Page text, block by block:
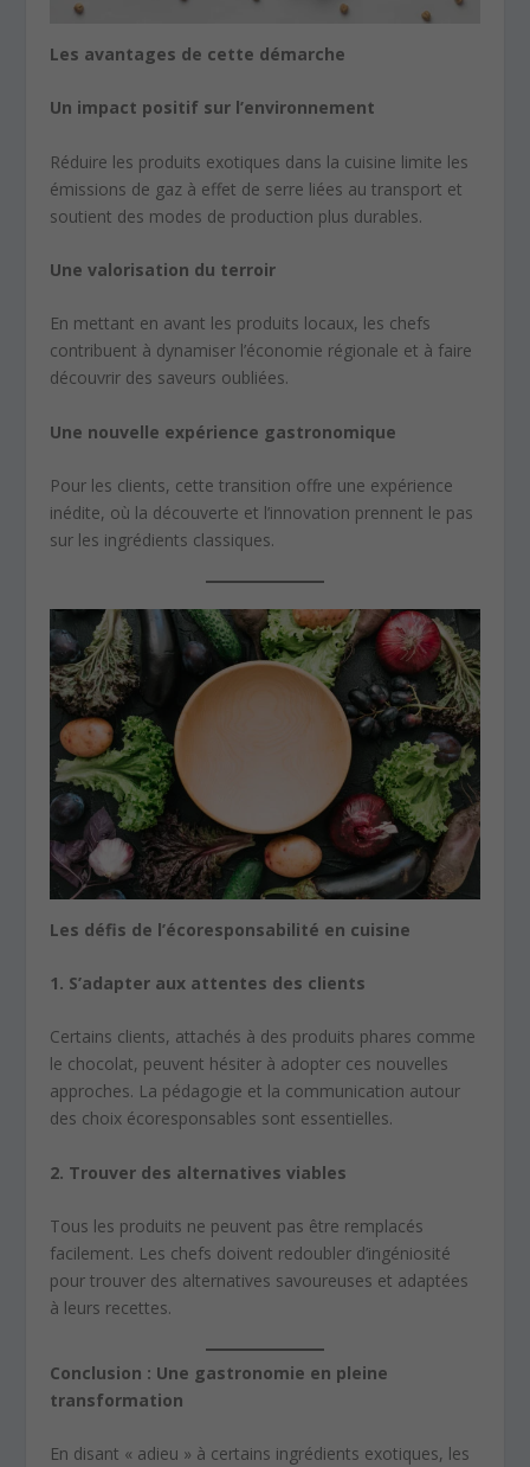
Les avantages de cette démarche
Un impact positif sur l’environnement
Réduire les produits exotiques dans la cuisine limite les
émissions de gaz à effet de serre liées au transport et
soutient des modes de production plus durables.
Une valorisation du terroir
En mettant en avant les produits locaux, les chefs
contribuent à dynamiser l’économie régionale et à faire
découvrir des saveurs oubliées.
Une nouvelle expérience gastronomique
Pour les clients, cette transition offre une expérience
inédite, où la découverte et l’innovation prennent le pas
sur les ingrédients classiques.
Les défis de l’écoresponsabilité en cuisine
1. S’adapter aux attentes des clients
Certains clients, attachés à des produits phares comme
le chocolat, peuvent hésiter à adopter ces nouvelles
approches. La pédagogie et la communication autour
des choix écoresponsables sont essentielles.
2. Trouver des alternatives viables
Tous les produits ne peuvent pas être remplacés
facilement. Les chefs doivent redoubler d’ingéniosité
pour trouver des alternatives savoureuses et adaptées
à leurs recettes.
Conclusion : Une gastronomie en pleine
transformation
En disant « adieu » à certains ingrédients exotiques, les